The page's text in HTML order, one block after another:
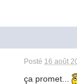
Posté 16 août
ça promet...